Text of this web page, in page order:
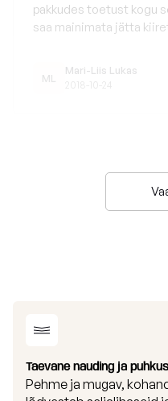
pakkudes toetust kogu
saa mainimata jätta
ML
Mari-Liis Lukas
Taevane nauding ja puhkus
Pehme ja mugav,